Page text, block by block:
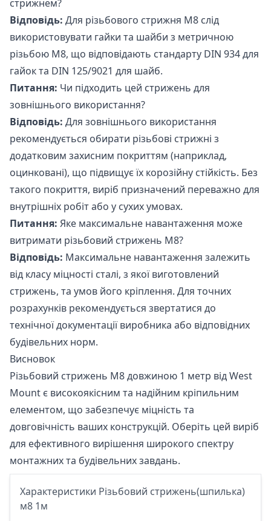
стрижнем?
Відповідь: Для різьбового стрижня М8 слід
використовувати гайки та шайби з метричною
різьбою М8, що відповідають стандарту DIN 934 для
гайок та DIN 125/9021 для шайб.
Питання: Чи підходить цей стрижень для
зовнішнього використання?
Відповідь: Для зовнішнього використання
рекомендується обирати різьбові стрижні з
додатковим захисним покриттям (наприклад,
оцинковані), що підвищує їх корозійну стійкість. Без
такого покриття, виріб призначений переважно для
внутрішніх робіт або у сухих умовах.
Питання: Яке максимальне навантаження може
витримати різьбовий стрижень М8?
Відповідь: Максимальне навантаження залежить
від класу міцності сталі, з якої виготовлений
стрижень, та умов його кріплення. Для точних
розрахунків рекомендується звертатися до
технічної документації виробника або відповідних
будівельних норм.
Висновок
Різьбовий стрижень М8 довжиною 1 метр від West
Mount є високоякісним та надійним кріпильним
елементом, що забезпечує міцність та
довговічність ваших конструкцій. Оберіть цей виріб
для ефективного вирішення широкого спектру
монтажних та будівельних завдань.
Характеристики Різьбовий стрижень(шпилька)
м8 1м